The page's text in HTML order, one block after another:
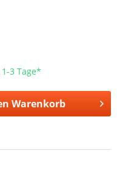
3 Tage*
Warenkorb